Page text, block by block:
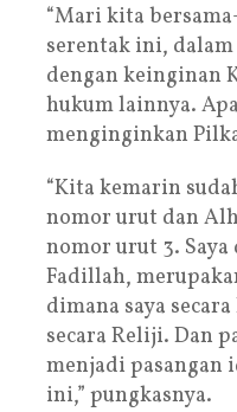
“Mari kita
serentak ini, dalam
dengan keinginan
hukum lainnya.
menginginkan
“Kita kemarin
nomor urut dan
nomor urut 3. Saya
Fadillah,
dimana saya
secara Reliji. Dan
menjadi pasangan
ini,” pungkasnya.